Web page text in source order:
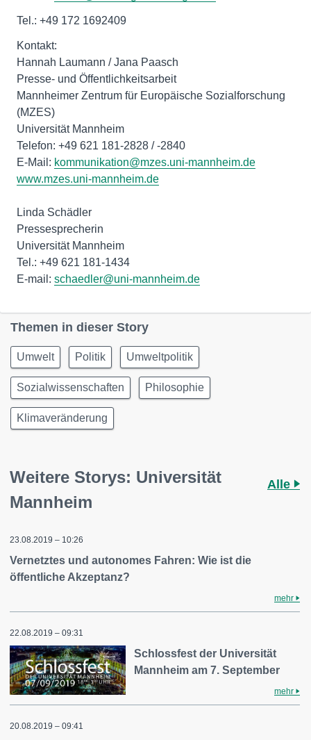
Tel.: +49 172 1692409
Kontakt:
Hannah Laumann / Jana Paasch
Presse- und Öffentlichkeitsarbeit
Mannheimer Zentrum für Europäische Sozialforschung
(MZES)
Universität Mannheim
Telefon: +49 621 181-2828 / -2840
E-Mail: kommunikation@mzes.uni-mannheim.de
www.mzes.uni-mannheim.de
Linda Schädler
Pressesprecherin
Universität Mannheim
Tel.: +49 621 181-1434
E-mail: schaedler@uni-mannheim.de
Themen in dieser Story
Umwelt Politik Umweltpolitik
Sozialwissenschaften Philosophie
Klimaveränderung
Weitere Storys: Universität
Mannheim
Alle
23.08.2019 – 10:26
Vernetztes und autonomes Fahren: Wie ist die
öffentliche Akzeptanz?
mehr
22.08.2019 – 09:31
Schlossfest der Universität
Mannheim am 7. September
mehr
20.08.2019 – 09:41